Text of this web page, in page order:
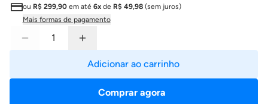
ou R$ 299,90em até 6xde R$ 49,98(sem juros)
Mais formas de pagamento
Comprar agora
Adicionar ao carrinho